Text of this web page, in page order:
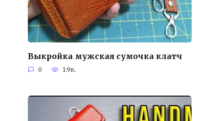
Выкройка мужская сумочка клатч
0 1.9к.